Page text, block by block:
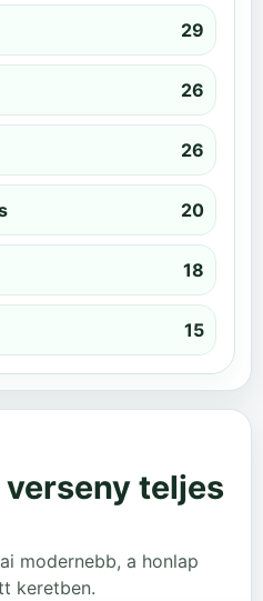
29
26
26
20
18
15
teljes
modernebb, a honlap
keretben.